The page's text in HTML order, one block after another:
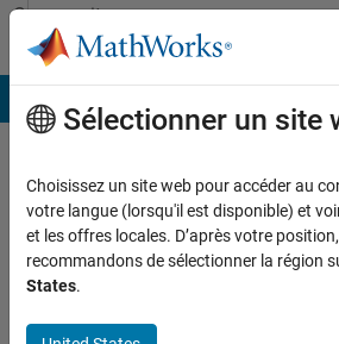
Passer au contenu
Community
Profile
Zhang
lu
cau
Actif
Sélectionner un site
Choisissez un site web pour accéder au
votre langue (lorsqu'il est disponible) et
et les offres locales. D’après votre
recommandons de sélectionner la région
States.